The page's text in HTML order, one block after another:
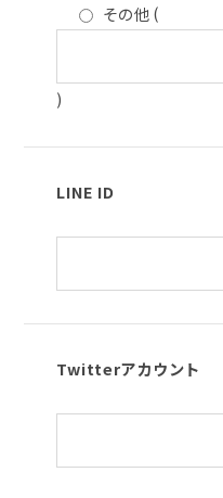
その他(
)
LINE ID
Twitterアカウント